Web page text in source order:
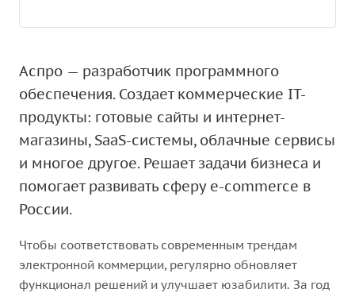
Аспро — разработчик программного
обеспечения. Создает коммерческие IT-
продукты: готовые сайты и интернет-
магазины, SaaS-системы, облачные сервисы
и многое другое. Решает задачи бизнеса и
помогает развивать сферу e-commerce в
России.
Чтобы соответствовать современным трендам
электронной коммерции, регулярно обновляет
функционал решений и улучшает юзабилити. За год